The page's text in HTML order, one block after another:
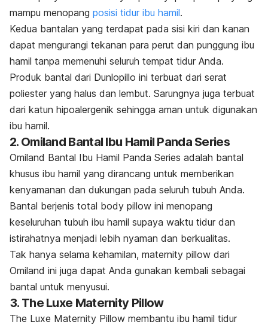
mampu menopang posisi tidur ibu hamil.
Kedua bantalan yang terdapat pada sisi kiri dan kanan
dapat mengurangi tekanan para perut dan punggung ibu
hamil tanpa memenuhi seluruh tempat tidur Anda.
Produk bantal dari Dunlopillo ini terbuat dari serat
poliester yang halus dan lembut. Sarungnya juga terbuat
dari katun hipoalergenik sehingga aman untuk digunakan
ibu hamil.
2. Omiland Bantal Ibu Hamil Panda Series
Omiland Bantal Ibu Hamil Panda Series adalah bantal
khusus ibu hamil yang dirancang untuk memberikan
kenyamanan dan dukungan pada seluruh tubuh Anda.
Bantal berjenis total body pillow ini menopang
keseluruhan tubuh ibu hamil supaya waktu tidur dan
istirahatnya menjadi lebih nyaman dan berkualitas.
Tak hanya selama kehamilan, maternity pillow dari
Omiland ini juga dapat Anda gunakan kembali sebagai
bantal untuk menyusui.
3. The Luxe Maternity Pillow
The Luxe Maternity Pillow membantu ibu hamil tidur